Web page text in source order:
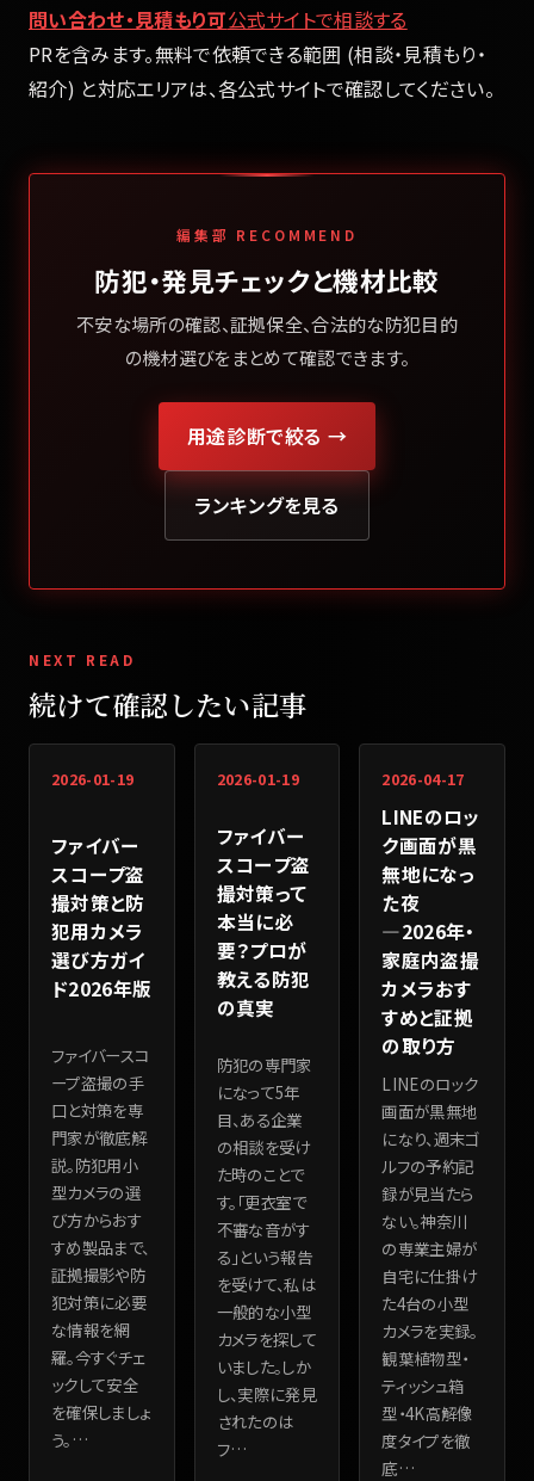
問い合わせ・見積もり可公式サイトで相談する
PRを含みます。無料で依頼できる範囲 (相談・見積もり・
紹介) と対応エリアは、各公式サイトで確認してください。
編集部 RECOMMEND
防犯・発見チェックと機材比較
不安な場所の確認、証拠保全、合法的な防犯目的
の機材選びをまとめて確認できます。
用途診断で絞る →
ランキングを見る
NEXT READ
続けて確認したい記事
2026-01-19
ファイバー
スコープ盗
撮対策と防
犯用カメラ
選び方ガイ
ド2026年版
ファイバースコ
ープ盗撮の手
口と対策を専
門家が徹底解
説。防犯用小
型カメラの選
び方からおす
すめ製品まで、
証拠撮影や防
犯対策に必要
な情報を網
羅。今すぐチェ
ックして安全
を確保しましょ
う。 …
2026-01-19
ファイバー
スコープ盗
撮対策って
本当に必
要？プロが
教える防犯
の真実
防犯の専門家
になって5年
目、ある企業
の相談を受け
た時のことで
す。「更衣室で
不審な音がす
る」という報告
を受けて、私は
一般的な小型
カメラを探して
いました。しか
し、実際に発見
されたのは
フ…
2026-04-17
LINEのロッ
ク画面が黒
無地になっ
た夜
―2026年・
家庭内盗撮
カメラおす
すめと証拠
の取り方
LINEのロック
画面が黒無地
になり、週末ゴ
ルフの予約記
録が見当たら
ない。神奈川
の専業主婦が
自宅に仕掛け
た4台の小型
カメラを実録。
観葉植物型・
ティッシュ箱
型・4K高解像
度タイプを徹
底…